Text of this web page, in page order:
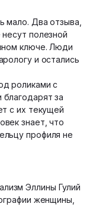
мало. Два отзыва,
полезной
ключе. Люди
и остались
роликами с
за
с их текущей
знает, что
профиля не
Эллины Гулий
женщины,